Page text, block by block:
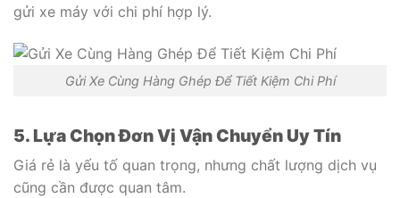
gửi xe máy với chi phí hợp lý.
Gửi Xe Cùng Hàng Ghép Để Tiết Kiệm Chi Phí
5. Lựa Chọn Đơn Vị Vận Chuyển Uy Tín
Giá rẻ là yếu tố quan trọng, nhưng chất lượng dịch vụ
cũng cần được quan tâm.